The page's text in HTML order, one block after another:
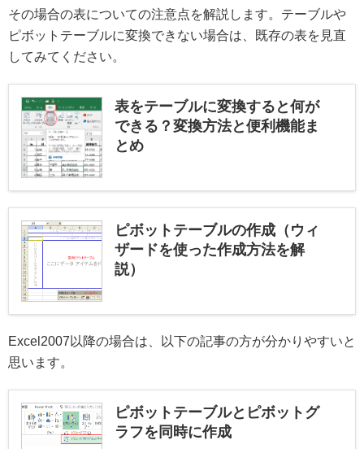
その場合の表についての注意点を解説します。テーブルや
ピボットテーブルに変換できない場合は、既存の表を見直
してみてください。
表をテーブルに変換すると何が
できる？変換方法と便利機能ま
とめ
ピボットテーブルの作成（ウィ
ザードを使った作成方法を解
説）
Excel2007以降の場合は、以下の記事の方が分かりやすいと
思います。
ピボットテーブルとピボットグ
ラフを同時に作成